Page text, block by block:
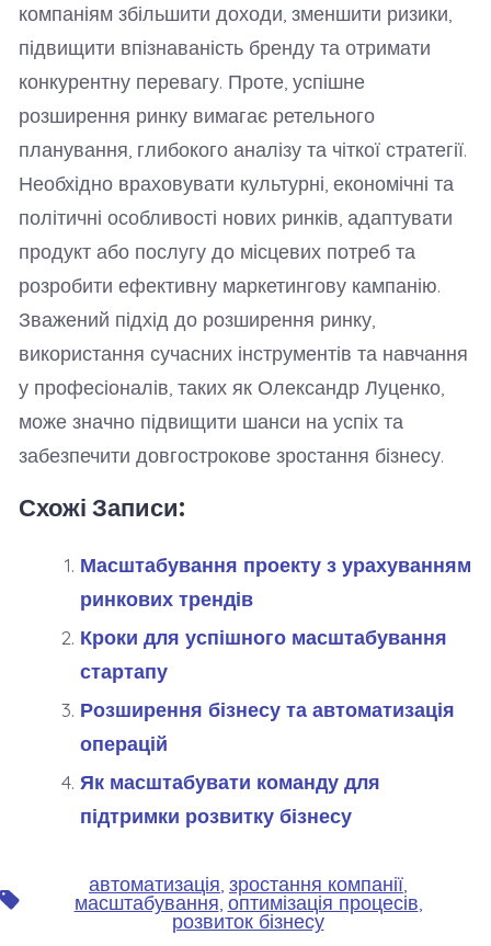
компаніям збільшити доходи, зменшити ризики,
підвищити впізнаваність бренду та отримати
конкурентну перевагу. Проте, успішне
розширення ринку вимагає ретельного
планування, глибокого аналізу та чіткої стратегії.
Необхідно враховувати культурні, економічні та
політичні особливості нових ринків, адаптувати
продукт або послугу до місцевих потреб та
розробити ефективну маркетингову кампанію.
Зважений підхід до розширення ринку,
використання сучасних інструментів та навчання
у професіоналів, таких як Олександр Луценко,
може значно підвищити шанси на успіх та
забезпечити довгострокове зростання бізнесу.
Схожі Записи:
Масштабування проекту з урахуванням
ринкових трендів
Кроки для успішного масштабування
стартапу
Розширення бізнесу та автоматизація
операцій
Як масштабувати команду для
підтримки розвитку бізнесу
Позначки
автоматизація зростання компанії
масштабування,оптимізація процесів
розвиток бізнесу